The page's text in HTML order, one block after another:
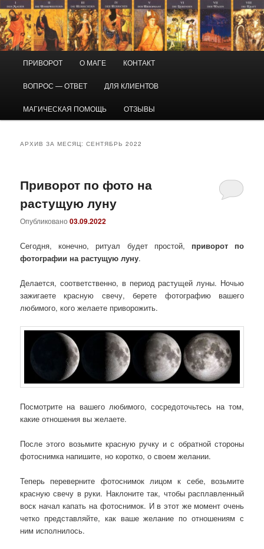
Перейти
к
основному
содержимому
Перейти
к
дополнительному
содержимому
Приворот и магическая помощь
Маг Виктор
ПРИВОРОТ О МАГЕ КОНТАКТ
ВОПРОС — ОТВЕТ ДЛЯ КЛИЕНТОВ
МАГИЧЕСКАЯ ПОМОЩЬ ОТЗЫВЫ
АРХИВ ЗА МЕСЯЦ:СЕНТЯБРЬ 2022
Приворот по фото на
растущую луну
Опубликовано03.09.2022
Сегодня, конечно, ритуал будет простой, приворот по
фотографии на растущую луну.
Делается, соответственно, в период растущей луны. Ночью
зажигаете красную свечу, берете фотографию вашего
любимого, кого желаете приворожить.
Посмотрите на вашего любимого, сосредоточьтесь на том,
какие отношения вы желаете.
После этого возьмите красную ручку и с обратной стороны
фотоснимка напишите, но коротко, о своем желании.
Теперь переверните фотоснимок лицом к себе, возьмите
красную свечу в руки. Наклоните так, чтобы расплавленный
воск начал капать на фотоснимок. И в этот же момент очень
четко представляйте, как ваше желание по отношениям с
ним исполнилось.